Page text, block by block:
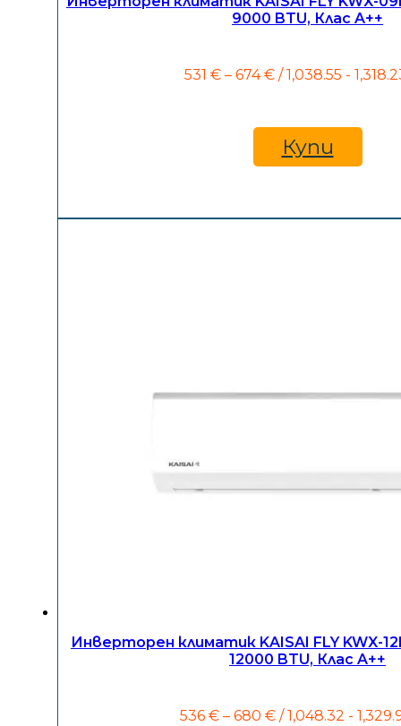
9000 BTU, Клас A++
531 € – 674€Price
through
674 €
/ 1,038.55 -
Купи
Инверторен климатик KAISAI FLY KWX-
12000 BTU, Клас A++
536 € – 680 €Price
/ 1,048.32 -